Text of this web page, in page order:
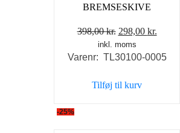
BREMSESKIVE
398,00kr. Den
oprindelige
pris
398,00 kr..
298,00 kr.
pris
inkl. moms
Varenr: TL30100-0005
Tilføj til kurv
-25%